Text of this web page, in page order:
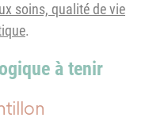
soins, qualité de vie
.
à tenir